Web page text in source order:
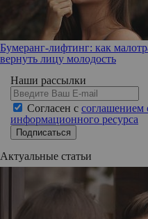
Бумеранг-лифтинг: как
вернуть лицу молодость
Наши рассылки
Согласен с соглашением
информационного ресурса
Подписаться
Актуальные статьи